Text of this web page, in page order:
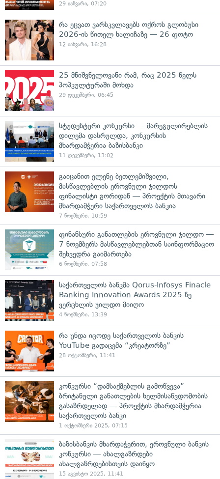
29 იანვარი, 07:20
რა ეცვათ ვარსკვლავებს ოქროს გლობუსი
2026-ის წითელ ხალიჩაზე — 26 ფოტო
12 იანვარი, 16:28
25 მნიშვნელოვანი რამ, რაც 2025 წელს
პოპკულტურაში მოხდა
29 დეკემბერი, 06:45
სტუდენტური კონკურსი — მარეგულირებლის
დილემა დასრულდა, კონკურსის
მხარდამჭერია ბაზისბანკი
11 დეკემბერი, 13:02
გაიცანით ელენე ბეთლემიშვილი,
მასწავლებლის ეროვნული ჯილდოს
ფინალისტი გორიდან — პროექტის მთავარი
მხარდამჭერი საქართველოს ბანკია
7 ნოემბერი, 10:59
ფინანსური განათლების ეროვნული ჯილდო —
7 ნოემბერს მასწავლებლებთან საინფორმაციო
შეხვედრა გაიმართება
6 ნოემბერი, 07:58
საქართველოს ბანკმა Qorus-Infosys Finacle
Banking Innovation Awards 2025-ზე
ვერცხლის ჯილდო მიიღო
4 ნოემბერი, 13:39
რა უნდა იცოდე საქართველოს ბანკის
YouTube გადაცემა “კრეატორზე”
28 ოქტომბერი, 11:41
კონკურსი “დამსაქმებლის გამოწვევა”
ბრიტანული განათლების ხელმისაწვდომობის
გასაზრდელად — პროექტის მხარდამჭერია
საქართველოს ბანკი
1 ოქტომბერი 2025, 07:15
ბაზისბანკის მხარდაჭერით, ეროვნული ბანკის
კონკურსი — ახალგაზრდები
ახალგაზრდებისთვის დაიწყო
15 აგვისტო 2025, 11:41